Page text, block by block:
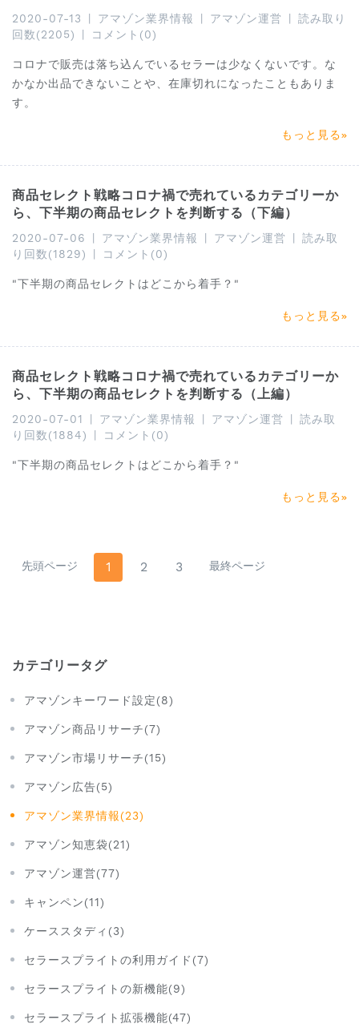
2020-07-13 アマゾン業界情報 アマゾン運営
読み取り
回数(2205)
コメント(0)
コロナで販売は落ち込んでいるセラーは少なくないです。な
かなか出品できないことや、在庫切れになったこともありま
す。
もっと見る
商品セレクト戦略コロナ禍で売れているカテゴリーか
ら、下半期の商品セレクトを判断する（下編）
2020-07-06 アマゾン業界情報 アマゾン運営
読み取
り回数(1829)
コメント(0)
"下半期の商品セレクトはどこから着手？"
もっと見る
商品セレクト戦略コロナ禍で売れているカテゴリーか
ら、下半期の商品セレクトを判断する（上編）
2020-07-01 アマゾン業界情報 アマゾン運営
読み取
り回数(1884)
コメント(0)
"下半期の商品セレクトはどこから着手？"
もっと見る
先頭ページ 1 2 3 最終ページ
カテゴリータグ
アマゾンキーワード設定(8)
アマゾン商品リサーチ(7)
アマゾン市場リサーチ(15)
アマゾン広告(5)
アマゾン業界情報(23)
アマゾン知恵袋(21)
アマゾン運営(77)
キャンペン(11)
ケーススタディ(3)
セラースプライトの利用ガイド(7)
セラースプライトの新機能(9)
セラースプライト拡張機能(47)